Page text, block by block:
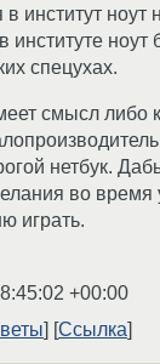
в институт ноут
институте
спецухах.
смысл либо
нетбук.
во время
играть.
+00:00
Ссылка